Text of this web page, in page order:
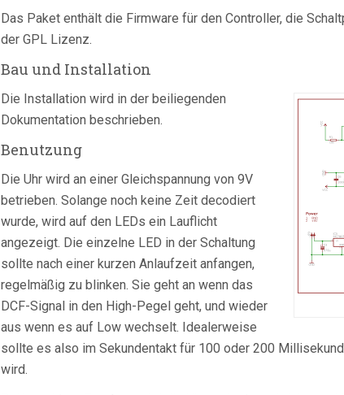
Das Paket enthält die Firmware für den Controller, die
der GPL Lizenz.
Bau und Installation
Die Installation wird in der beiliegenden
Dokumentation beschrieben.
Benutzung
Die Uhr wird an einer Gleichspannung von 9V
betrieben. Solange noch keine Zeit decodiert
wurde, wird auf den LEDs ein Lauflicht
angezeigt. Die einzelne LED in der Schaltung
sollte nach einer kurzen Anlaufzeit anfangen,
regelmäßig zu blinken. Sie geht an wenn das
DCF-Signal in den High-Pegel geht, und wieder
aus wenn es auf Low wechselt. Idealerweise
sollte es also im Sekundentakt für 100 oder 200
wird.